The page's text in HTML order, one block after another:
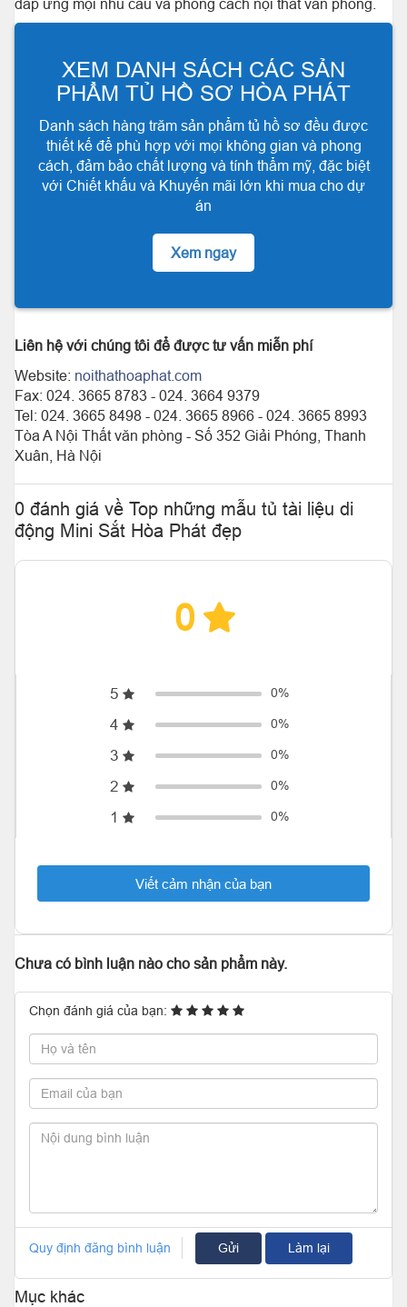
đáp ứng mọi nhu cầu và phong cách nội thất văn phòng.
XEM DANH SÁCH CÁC SẢN
PHẨM TỦ HỒ SƠ HÒA PHÁT
Danh sách hàng trăm sản phẩm tủ hồ sơ đều được
thiết kế để phù hợp với mọi không gian và phong
cách, đảm bảo chất lượng và tính thẩm mỹ, đặc biệt
với Chiết khấu và Khuyến mãi lớn khi mua cho dự
án
Xem ngay
Liên hệ với chúng tôi để được tư vấn miễn phí
Website: noithathoaphat.com
Fax: 024. 3665 8783 - 024. 3664 9379
Tel: 024. 3665 8498 - 024. 3665 8966 - 024. 3665 8993
Tòa A Nội Thất văn phòng - Số 352 Giải Phóng, Thanh
Xuân, Hà Nội
0 đánh giá về Top những mẫu tủ tài liệu di
động Mini Sắt Hòa Phát đẹp
0
5 0%
4 0%
3 0%
2 0%
1 0%
Viết cảm nhận của bạn
Chưa có bình luận nào cho sản phẩm này.
Chọn đánh giá của bạn:
Quy định đăng bình luận Gửi Làm lại
Mục khác